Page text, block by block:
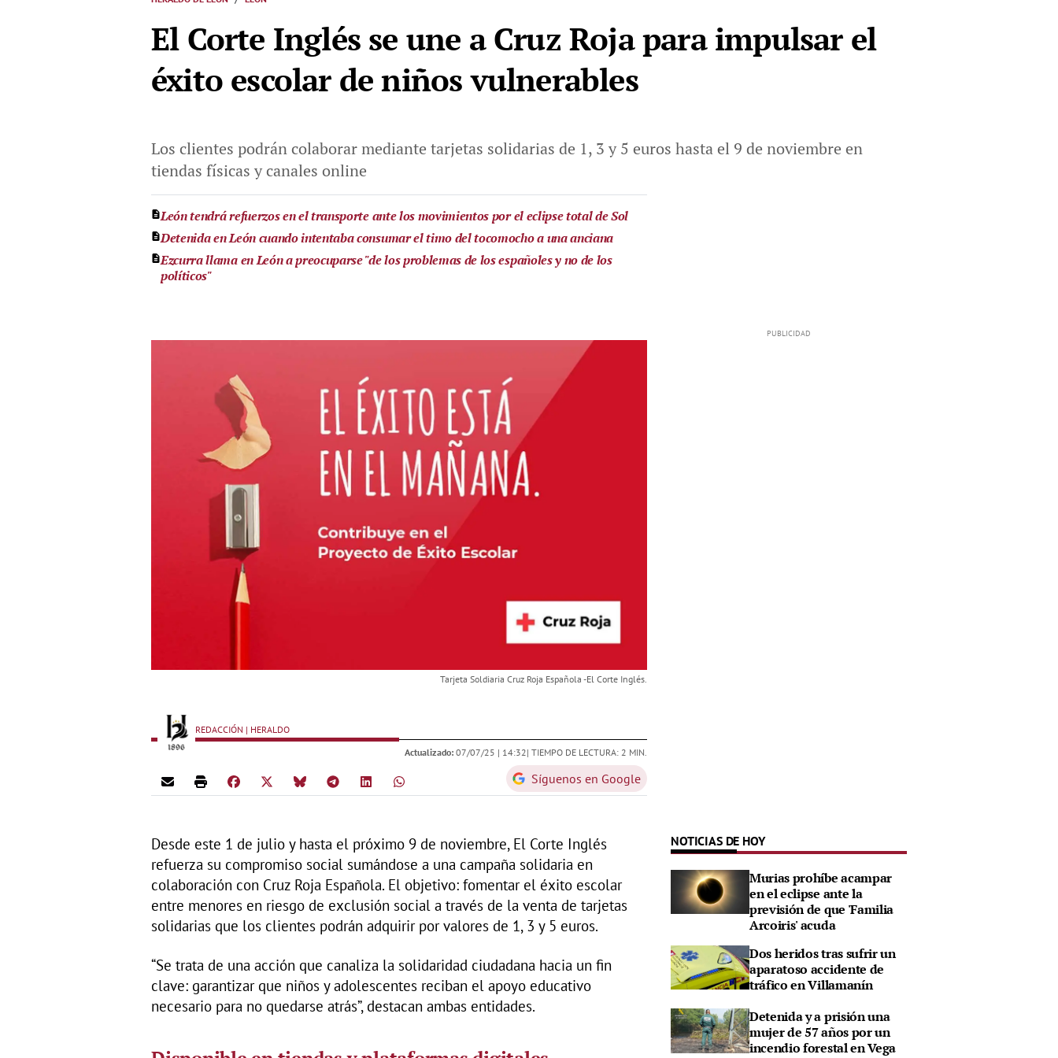
El Corte Inglés se une a Cruz Roja para impulsar el
éxito escolar de niños vulnerables
Los clientes podrán colaborar mediante tarjetas solidarias de 1, 3 y 5 euros hasta el 9 de noviembre en
tiendas físicas y canales online
León tendrá refuerzos en el transporte ante los movimientos por el eclipse total de Sol
Detenida en León cuando intentaba consumar el timo del tocomocho a una anciana
Ezcurra llama en León a preocuparse "de los problemas de los españoles y no de los
políticos"
Tarjeta Soldiaria Cruz Roja Española -El Corte Inglés.
REDACCIÓN | HERALDO
Actualizado: 07/07/25 | 14:32| TIEMPO DE LECTURA: 2 MIN.
Síguenos en Google
Desde este 1 de julio y hasta el próximo 9 de noviembre, El Corte Inglés
refuerza su compromiso social sumándose a una campaña solidaria en
colaboración con Cruz Roja Española. El objetivo: fomentar el éxito escolar
entre menores en riesgo de exclusión social a través de la venta de tarjetas
solidarias que los clientes podrán adquirir por valores de 1, 3 y 5 euros.
“Se trata de una acción que canaliza la solidaridad ciudadana hacia un fin
clave: garantizar que niños y adolescentes reciban el apoyo educativo
necesario para no quedarse atrás”, destacan ambas entidades.
NOTICIAS DE HOY
Murias prohíbe acampar
en el eclipse ante la
previsión de que 'Familia
Arcoiris' acuda
Dos heridos tras sufrir un
aparatoso accidente de
tráfico en Villamanín
Detenida y a prisión una
mujer de 57 años por un
incendio forestal en Vega